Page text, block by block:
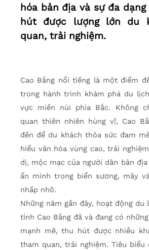
hóa bản địa và sự đa
hút được lượng lớn du
quan, trải nghiệm.
Cao Bằng nổi tiếng là một điểm
trong hành trình khám phá du
vực miền núi phía Bắc. Không
quan thiên nhiên hùng vĩ, Cao
đến để du khách thỏa sức đam
hiểu văn hóa vùng cao, trải
dị, mộc mạc của người dân bản
ẩn mình trong biển sương, mây
nhấp nhô.
Những năm gần đây, hoạt động du
tỉnh Cao Bằng đã và đang có
mạnh mẽ, thu hút được nhiều
tham quan, trải nghiệm. Tiêu